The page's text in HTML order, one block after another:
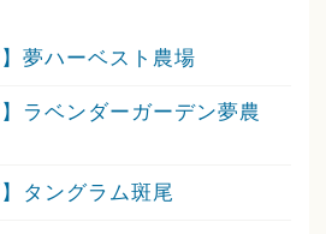
】夢ハーベスト農場
】ラベンダーガーデン夢農
タングラム斑尾